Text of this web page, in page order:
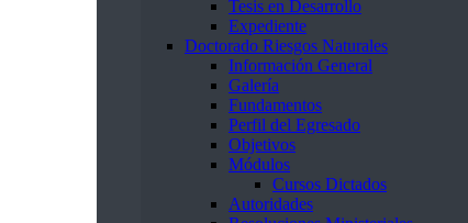
Tesis en Desarrollo
Expediente
Doctorado Riesgos Naturales
Información General
Galería
Fundamentos
Perfil del Egresado
Objetivos
Módulos
Cursos Dictados
Autoridades